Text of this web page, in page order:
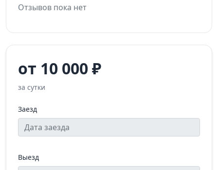
Отзывов пока нет
от 10 000 ₽
за сутки
Заезд
Выезд